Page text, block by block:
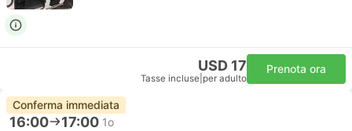
USD 17
Tasse incluse per adulto
Prenota ora
Conferma immediata
16:00 17:00 1o